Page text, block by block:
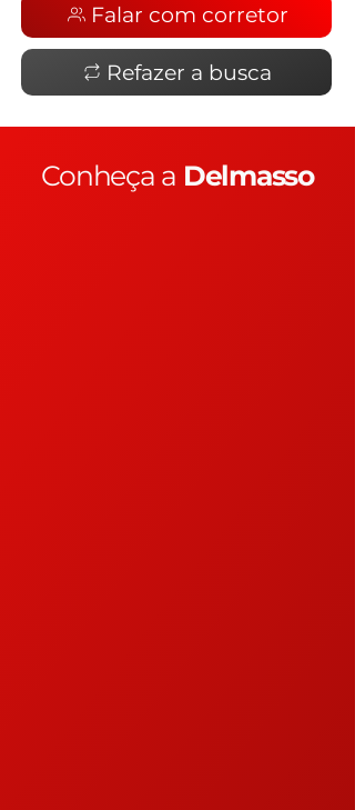
Falar com corretor
Refazer a busca
Conheça a Delmasso